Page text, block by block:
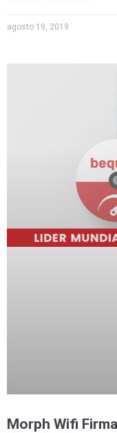
agosto 19, 2019
Morph Wifi